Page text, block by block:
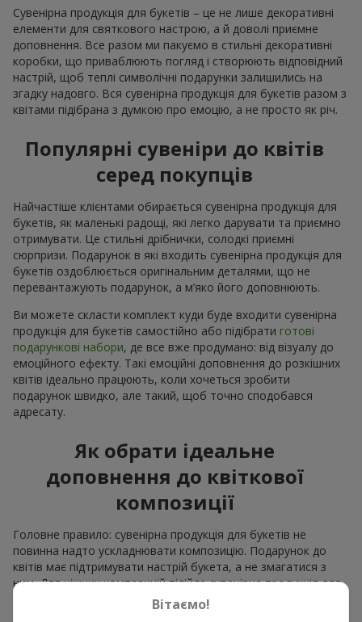
Сувенірна продукція для букетів – це не лише декоративні
елементи для святкового настрою, а й доволі приємне
доповнення. Все разом ми пакуємо в стильні декоративні
коробки, що приваблюють погляд і створюють відповідний
настрій, щоб теплі символічні подарунки залишились на
згадку надовго. Вся сувенірна продукція для букетів разом з
квітами підібрана з думкою про емоцію, а не просто як річ.
Популярні сувеніри до квітів
серед покупців
Найчастіше клієнтами обирається сувенірна продукція для
букетів, як маленькі радощі, які легко дарувати та приємно
отримувати. Це стильні дрібнички, солодкі приємні
сюрпризи. Подарунок в які входить сувенірна продукція для
букетів оздоблюється оригінальним деталями, що не
перевантажують подарунок, а м’яко його доповнюють.
Ви можете скласти комплект куди буде входити сувенірна
продукція для букетів самостійно або підібрати готові
подарункові набори, де все вже продумано: від візуалу до
емоційного ефекту. Такі емоційні доповнення до розкішних
квітів ідеально працюють, коли хочеться зробити
подарунок швидко, але такий, щоб точно сподобався
адресату.
Як обрати ідеальне
доповнення до квіткової
композиції
Головне правило: сувенірна продукція для букетів не
повинна надто ускладнювати композицію. Подарунок до
квітів має підтримувати настрій букета, а не змагатися з
ним. Для ніжних композицій підійде сувенірна продукція для
букетів, як легкі символічні додатки та легкі елементи
Вітаємо!